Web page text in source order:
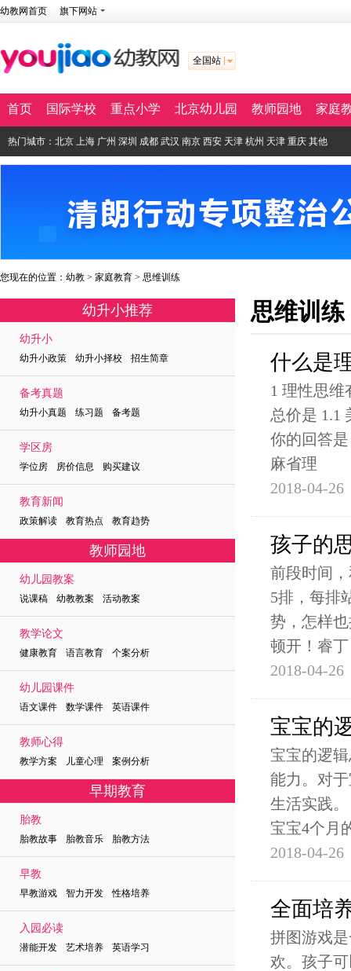
幼教网首页 旗下网站
全国站
首页 国际学校 重点小学 北京幼儿园 教师园地 家庭
热门城市： 北京 上海 广州 深圳 成都 武汉 南京 西安 天津 杭州 天津 重庆 其他
您现在的位置： 幼教 > 家庭教育 > 思维训练
幼升小推荐
幼升小
幼升小政策 幼升小择校 招生简章
备考真题
幼升小真题 练习题 备考题
学区房
学位房 房价信息 购买建议
教育新闻
政策解读 教育热点 教育趋势
教师园地
幼儿园教案
说课稿 幼教教案 活动教案
教学论文
健康教育 语言教育 个案分析
幼儿园课件
语文课件 数学课件 英语课件
教师心得
教学方案 儿童心理 案例分析
早期教育
胎教
胎教故事 胎教音乐 胎教方法
早教
早教游戏 智力开发 性格培养
入园必读
潜能开发 艺术培养 英语学习
思维训练
什么是
1 理性思
总价是 1.1
你的回答
麻省理
2018-04-26
孩子的
前段时间
5排，每排
势，怎样
顿开！睿丁
2018-04-26
宝宝的
宝宝的逻
能力。对
生活实践
宝宝4个月
2018-04-26
全面培
拼图游戏
欢。孩子